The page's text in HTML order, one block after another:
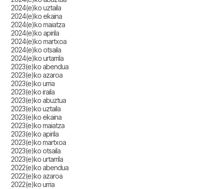
2024(e)ko uztaila
2024(e)ko ekaina
2024(e)ko maiatza
2024(e)ko apirila
2024(e)ko martxoa
2024(e)ko otsaila
2024(e)ko urtarrila
2023(e)ko abendua
2023(e)ko azaroa
2023(e)ko urria
2023(e)ko iraila
2023(e)ko abuztua
2023(e)ko uztaila
2023(e)ko ekaina
2023(e)ko maiatza
2023(e)ko apirila
2023(e)ko martxoa
2023(e)ko otsaila
2023(e)ko urtarrila
2022(e)ko abendua
2022(e)ko azaroa
2022(e)ko urria